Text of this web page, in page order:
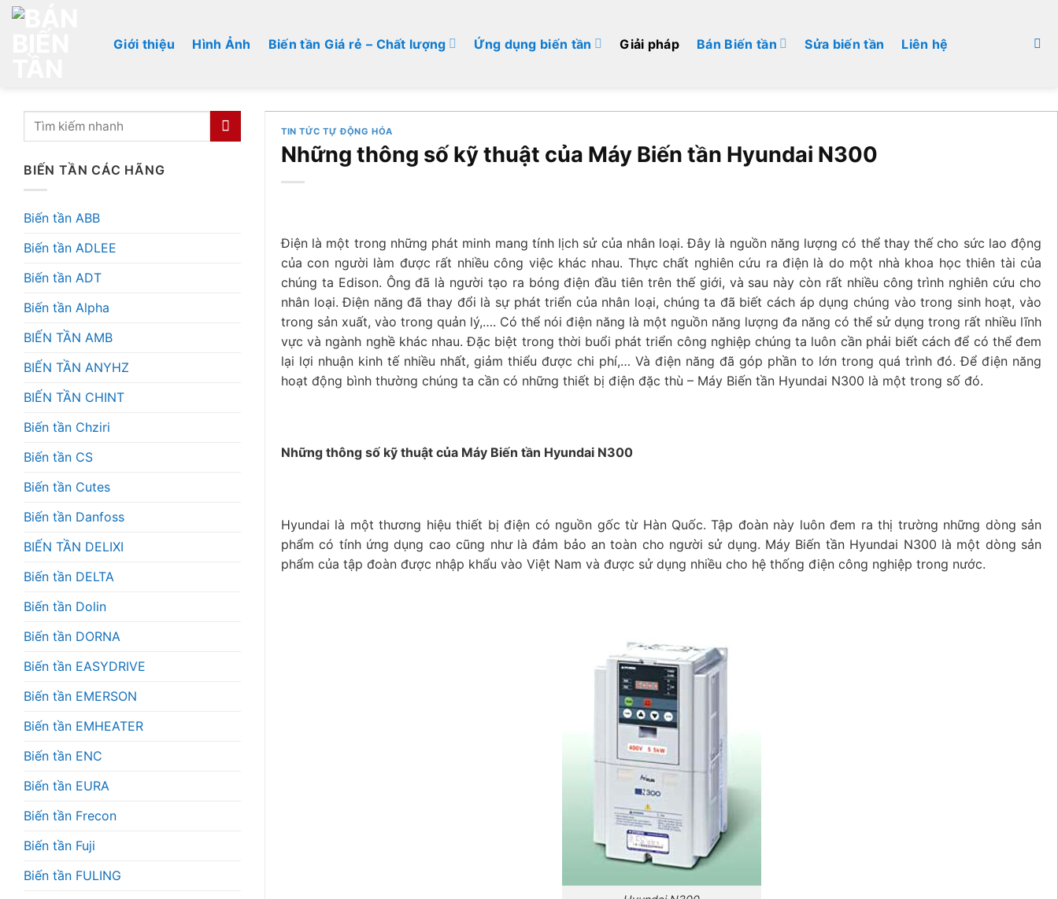
Bỏ
Giới thiệu Hình Ảnh Biến tần Giá rẻ – Chất lượng Ứng dụng biến tần Giải pháp Bán Biến tần Sửa biến tần Liên hệ
BIẾN TẦN CÁC HÃNG
Biến tần ABB
Biến tần ADLEE
Biến tần ADT
Biến tần Alpha
BIẾN TẦN AMB
BIẾN TẦN ANYHZ
BIẾN TẦN CHINT
Biến tần Chziri
Biến tần CS
Biến tần Cutes
Biến tần Danfoss
BIẾN TẦN DELIXI
Biến tần DELTA
Biến tần Dolin
Biến tần DORNA
Biến tần EASYDRIVE
Biến tần EMERSON
Biến tần EMHEATER
Biến tần ENC
Biến tần EURA
Biến tần Frecon
Biến tần Fuji
Biến tần FULING
TIN TỨC TỰ ĐỘNG HÓA
Những thông số kỹ thuật của Máy Biến tần Hyundai N300
Điện là một trong những phát minh mang tính lịch sử của nhân loại. Đây là nguồn năng lượng có thể thay thế cho sức lao động
của con người làm được rất nhiều công việc khác nhau. Thực chất nghiên cứu ra điện là do một nhà khoa học thiên tài của
chúng ta Edison. Ông đã là người tạo ra bóng điện đầu tiên trên thế giới, và sau này còn rất nhiều công trình nghiên cứu cho
nhân loại. Điện năng đã thay đổi là sự phát triển của nhân loại, chúng ta đã biết cách áp dụng chúng vào trong sinh hoạt, vào
trong sản xuất, vào trong quản lý,…. Có thể nói điện năng là một nguồn năng lượng đa năng có thể sử dụng trong rất nhiều lĩnh
vực và ngành nghề khác nhau. Đặc biệt trong thời buổi phát triển công nghiệp chúng ta luôn cần phải biết cách để có thể đem
lại lợi nhuận kinh tế nhiều nhất, giảm thiểu được chi phí,… Và điện năng đã góp phần to lớn trong quá trình đó. Để điện năng
hoạt động bình thường chúng ta cần có những thiết bị điện đặc thù – Máy Biến tần Hyundai N300 là một trong số đó.
Những thông số kỹ thuật của Máy Biến tần Hyundai N300
Hyundai là một thương hiệu thiết bị điện có nguồn gốc từ Hàn Quốc. Tập đoàn này luôn đem ra thị trường những dòng sản
phẩm có tính ứng dụng cao cũng như là đảm bảo an toàn cho người sử dụng. Máy Biến tần Hyundai N300 là một dòng sản
phẩm của tập đoàn được nhập khẩu vào Việt Nam và được sử dụng nhiều cho hệ thống điện công nghiệp trong nước.